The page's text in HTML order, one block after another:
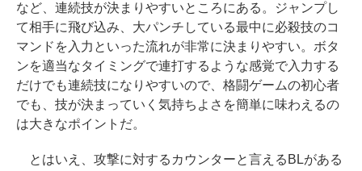
など、連続技が決まりやすいところにある。ジャンプし
て相手に飛び込み、大パンチしている最中に必殺技のコ
マンドを入力といった流れが非常に決まりやすい。ボタ
ンを適当なタイミングで連打するような感覚で入力する
だけでも連続技になりやすいので、格闘ゲームの初心者
でも、技が決まっていく気持ちよさを簡単に味わえるの
は大きなポイントだ。
とはいえ、攻撃に対するカウンターと言えるBLがある